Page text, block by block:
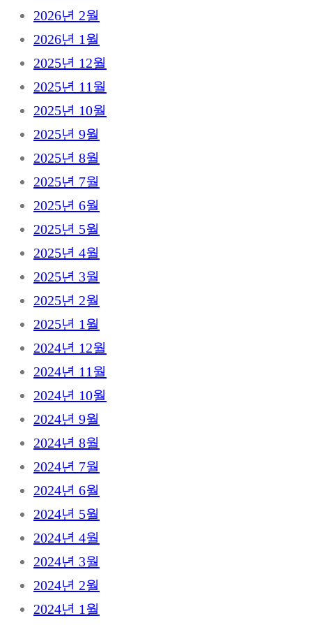
2026년 2월
2026년 1월
2025년 12월
2025년 11월
2025년 10월
2025년 9월
2025년 8월
2025년 7월
2025년 6월
2025년 5월
2025년 4월
2025년 3월
2025년 2월
2025년 1월
2024년 12월
2024년 11월
2024년 10월
2024년 9월
2024년 8월
2024년 7월
2024년 6월
2024년 5월
2024년 4월
2024년 3월
2024년 2월
2024년 1월